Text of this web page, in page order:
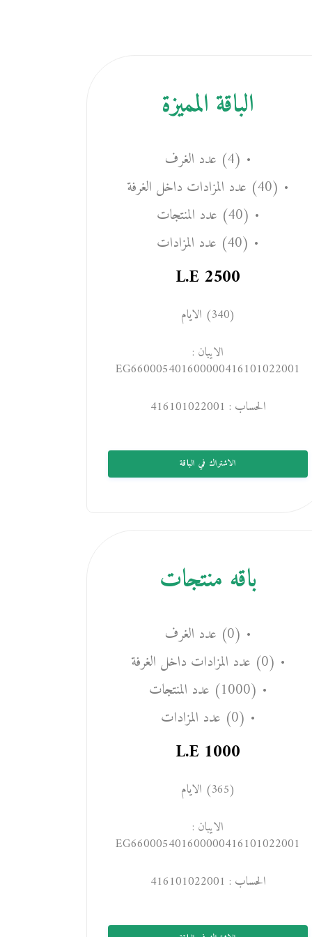
الباقة المميزة
• (4) عدد الغرف
• (40) عدد المزادات داخل الغرفة
• (40) عدد المنتجات
• (40) عدد المزادات
L.E2500
(340) الايام
الايبان :
EG660005401600000416101022001
الحساب : 416101022001
الاشتراك في الباقة
باقه منتجات
• (0) عدد الغرف
• (0) عدد المزادات داخل الغرفة
• (1000) عدد المنتجات
• (0) عدد المزادات
L.E 1000
(365) الايام
الايبان :
EG660005401600000416101022001
الحساب : 416101022001